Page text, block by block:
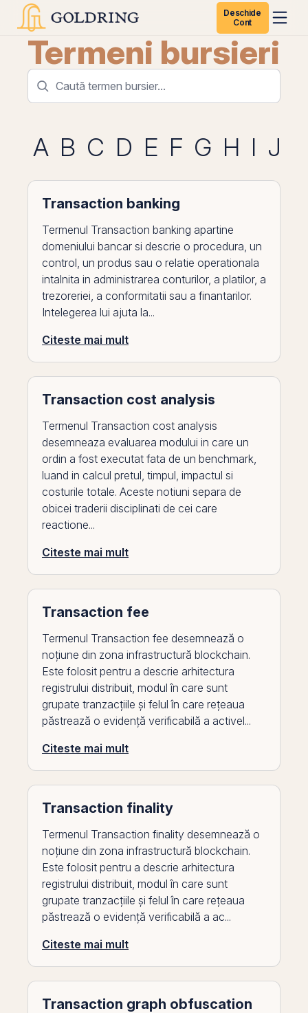
Deschide
Cont
Termeni bursieri
A B C D E F G H I J
Transaction banking
Termenul Transaction banking apartine
domeniului bancar si descrie o procedura, un
control, un produs sau o relatie operationala
intalnita in administrarea conturilor, a platilor, a
trezoreriei, a conformitatii sau a finantarilor.
Intelegerea lui ajuta la...
Citeste mai mult
Transaction cost analysis
Termenul Transaction cost analysis
desemneaza evaluarea modului in care un
ordin a fost executat fata de un benchmark,
luand in calcul pretul, timpul, impactul si
costurile totale. Aceste notiuni separa de
obicei traderii disciplinati de cei care
reactione...
Citeste mai mult
Transaction fee
Termenul Transaction fee desemnează o
noțiune din zona infrastructură blockchain.
Este folosit pentru a descrie arhitectura
registrului distribuit, modul în care sunt
grupate tranzacțiile și felul în care rețeaua
păstrează o evidență verificabilă a activel...
Citeste mai mult
Transaction finality
Termenul Transaction finality desemnează o
noțiune din zona infrastructură blockchain.
Este folosit pentru a descrie arhitectura
registrului distribuit, modul în care sunt
grupate tranzacțiile și felul în care rețeaua
păstrează o evidență verificabilă a ac...
Citeste mai mult
Transaction graph obfuscation